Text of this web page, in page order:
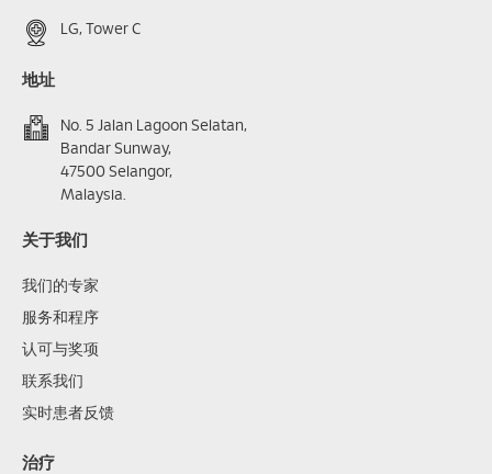
LG, Tower C
地址
No. 5 Jalan Lagoon Selatan,
Bandar Sunway,
47500 Selangor,
Malaysia.
关于我们
我们的专家
服务和程序
认可与奖项
联系我们
实时患者反馈
治疗